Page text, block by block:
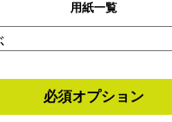
用紙一覧
必須オプション